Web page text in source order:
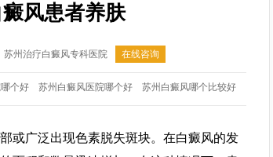
风患者养肤
苏州治疗白癜风专科医院 在线咨询
个好 苏州白癜风医院哪个好 苏州白癜风哪个比较好
广泛出现色素脱失斑块。在白癜风的发